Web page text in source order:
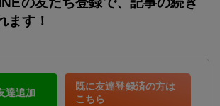
ます！
達追加
既に友達登録済の方は
こちら